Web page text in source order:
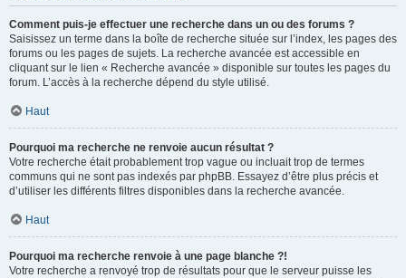
Comment puis-je effectuer une recherche dans un ou des forums ?
Saisissez un terme dans la boîte de recherche située sur l’index, les pages des
forums ou les pages de sujets. La recherche avancée est accessible en
cliquant sur le lien « Recherche avancée » disponible sur toutes les pages du
forum. L’accès à la recherche dépend du style utilisé.
Haut
Pourquoi ma recherche ne renvoie aucun résultat ?
Votre recherche était probablement trop vague ou incluait trop de termes
communs qui ne sont pas indexés par phpBB. Essayez d’être plus précis et
d’utiliser les différents filtres disponibles dans la recherche avancée.
Haut
Pourquoi ma recherche renvoie à une page blanche ?!
Votre recherche a renvoyé trop de résultats pour que le serveur puisse les